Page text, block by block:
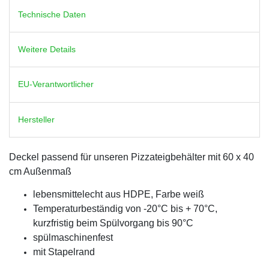
Technische Daten
Weitere Details
EU-Verantwortlicher
Hersteller
Deckel passend für unseren Pizzateigbehälter mit 60 x 40
cm Außenmaß
lebensmittelecht aus HDPE, Farbe weiß
Temperaturbeständig von -20°C bis + 70°C,
kurzfristig beim Spülvorgang bis 90°C
spülmaschinenfest
mit Stapelrand